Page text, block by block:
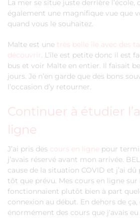
La mer se situe juste derrière l’école,
également une magnifique vue que
quand vous le souhaitez.
Malte est une très belle île avec des
découvrir. L’île est petite donc il est
bus et voir Malte en entier. Il faisait
jours. Je n’en garde que des bons
l’occasion d’y retourner.
Continuer à étudier
ligne
J’ai pris des cours en ligne pour
j’avais réservé avant mon arrivée.
cause de la situation COVID et j’ai
tôt que prévu. Mes cours en ligne
fonctionnaient plutôt bien à part
connexion au début. En dehors de
énormément des cours que j’avais eu